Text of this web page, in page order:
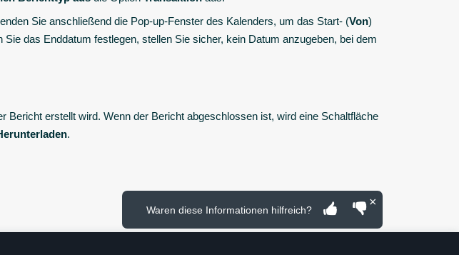
Sie anschließend die Pop-up-Fenster des Kalenders, um das Start- (Von)
Sie das Enddatum festlegen, stellen Sie sicher, kein Datum anzugeben, bei dem
Bericht erstellt wird. Wenn der Bericht abgeschlossen ist, wird eine Schaltfläche
.
×
Waren diese Informationen hilfreich?